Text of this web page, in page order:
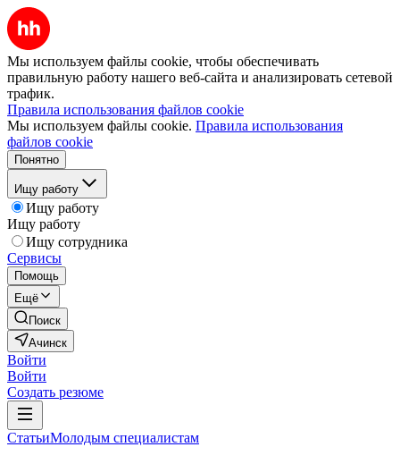
Мы используем файлы cookie, чтобы обеспечивать
правильную работу нашего веб-сайта и анализировать сетевой
трафик.
Правила использования файлов cookie
Мы используем файлы cookie. Правила использования
файлов cookie
Понятно
Ищу работу
Ищу работу
Ищу работу
Ищу сотрудника
Сервисы
Помощь
Ещё
Поиск
Ачинск
Войти
Войти
Создать резюме
СтатьиМолодым специалистам